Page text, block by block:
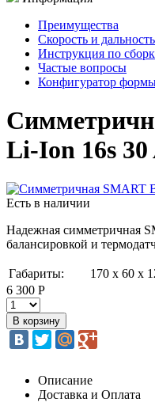
Преимущества
Скорость и дальность
Инструкция по
Частые вопросы
Конфигуратор
Li-Ion 16s 30
Есть в наличии
Надежная симметричная
балансировкой и
Габариты:
170 х 60 х
6 300 Р
Описание
Доставка и Оплата